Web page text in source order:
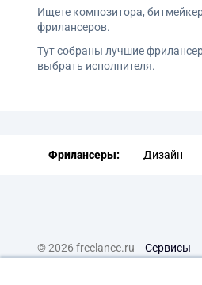
Ищете композитора,
фрилансеров.
Тут собраны лучшие
выбрать исполнителя.
Фрилансеры: Дизайн
© 2026 freelance.ru Сервисы